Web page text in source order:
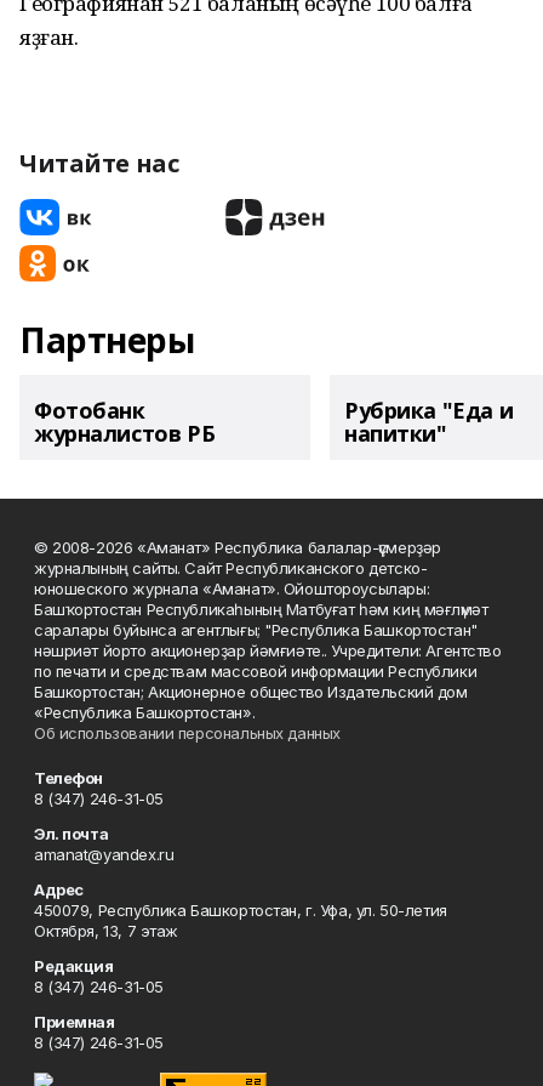
яҙған.
Читайте нас
Партнеры
Фотобанк
журналистов РБ
Рубрика "Еда и
напитки"
© 2008-2026 «Аманат» Республика балалар-үҫмерҙәр
журналының сайты. Сайт Республиканского детско-
юношеского журнала «Аманат». Ойоштороусылары:
Башҡортостан Республикаһының Матбуғат һәм киң мәғлүмәт
саралары буйынса агентлығы; "Республика Башкортостан"
нәшриәт йорто акционерҙар йәмғиәте.. Учредители: Агентство
по печати и средствам массовой информации Республики
Башкортостан; Акционерное общество Издательский дом
«Республика Башкортостан».
Об использовании персональных данных
Телефон
8 (347) 246-31-05
Эл. почта
amanat@yandex.ru
Адрес
450079, Республика Башкортостан, г. Уфа, ул. 50-летия
Октября, 13, 7 этаж
Редакция
8 (347) 246-31-05
Приемная
8 (347) 246-31-05